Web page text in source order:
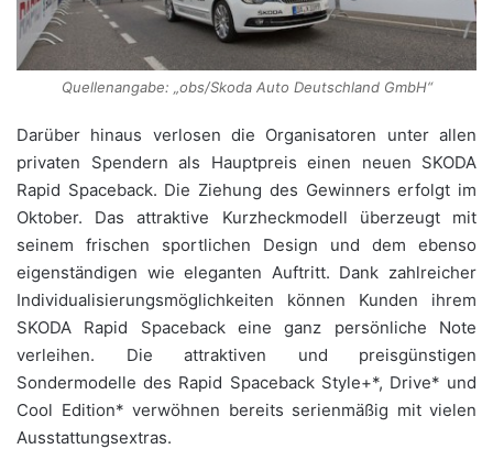
Quellenangabe: „obs/Skoda Auto Deutschland GmbH“
Darüber hinaus verlosen die Organisatoren unter allen
privaten Spendern als Hauptpreis einen neuen SKODA
Rapid Spaceback. Die Ziehung des Gewinners erfolgt im
Oktober. Das attraktive Kurzheckmodell überzeugt mit
seinem frischen sportlichen Design und dem ebenso
eigenständigen wie eleganten Auftritt. Dank zahlreicher
Individualisierungsmöglichkeiten können Kunden ihrem
SKODA Rapid Spaceback eine ganz persönliche Note
verleihen. Die attraktiven und preisgünstigen
Sondermodelle des Rapid Spaceback Style+*, Drive* und
Cool Edition* verwöhnen bereits serienmäßig mit vielen
Ausstattungsextras.